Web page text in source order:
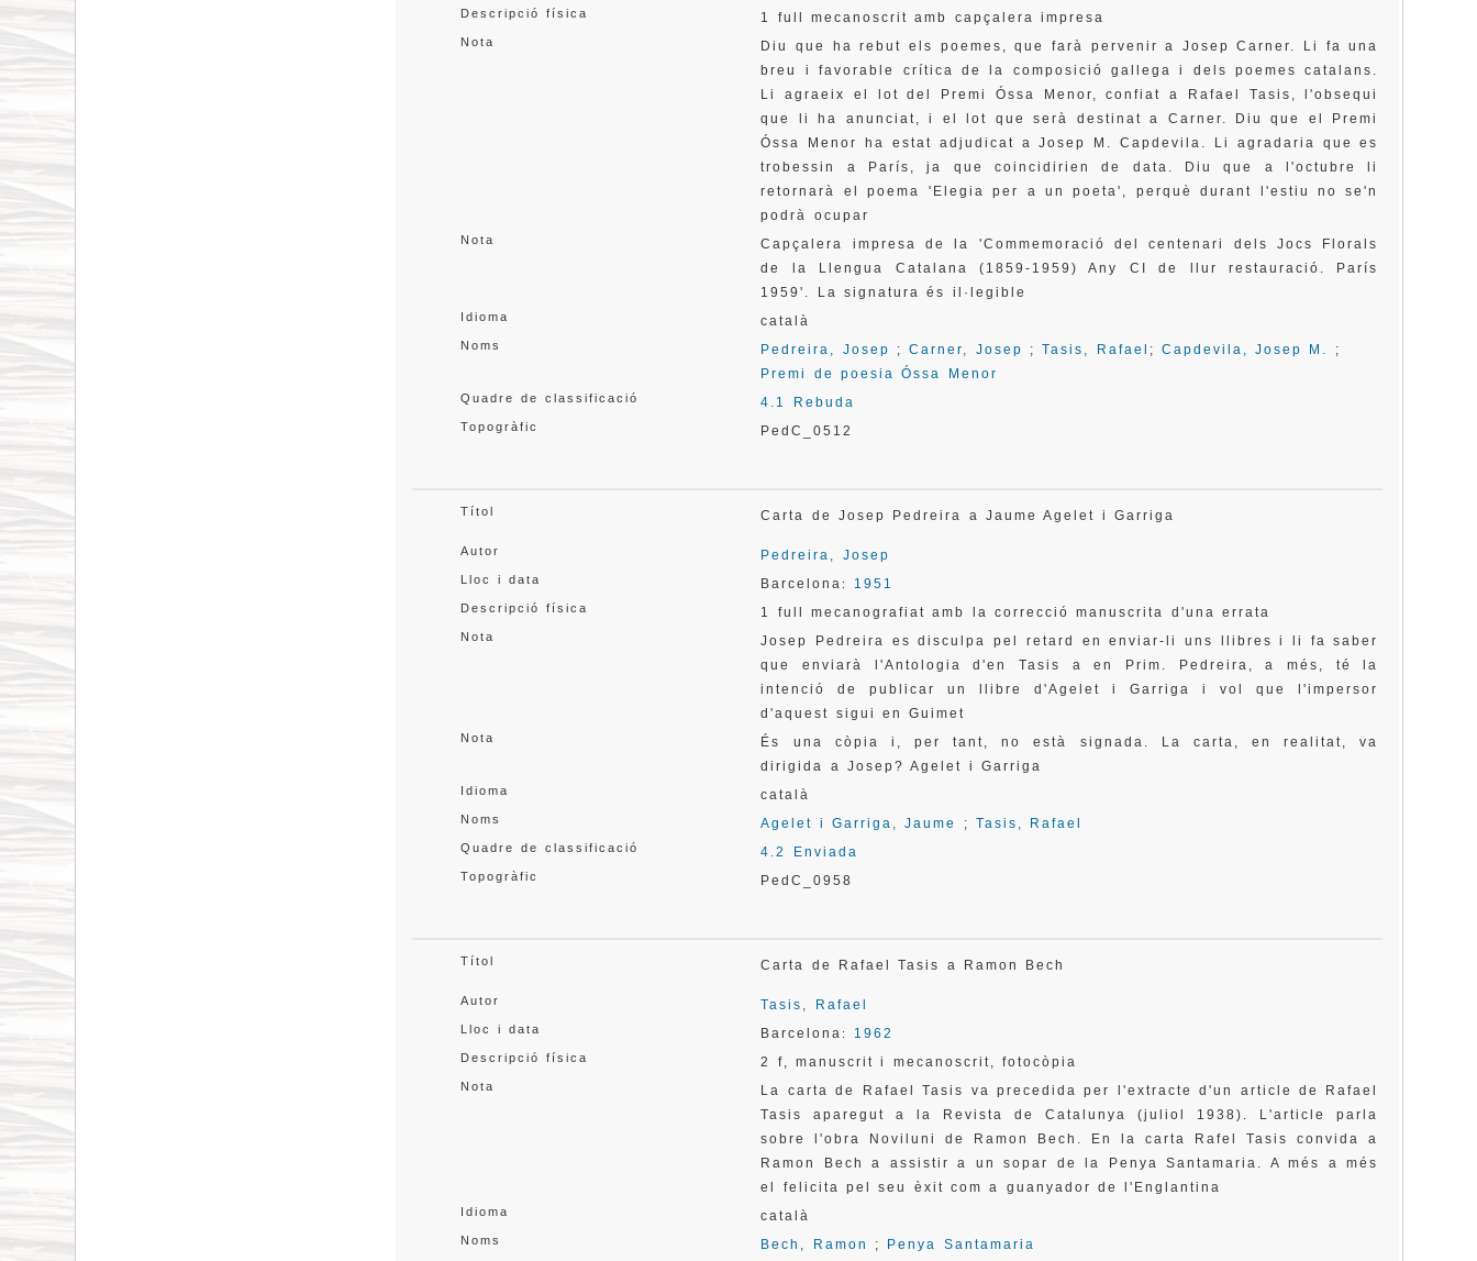
Descripció física 1 full mecanoscrit amb capçalera impresa
Nota
Diu que ha rebut els poemes, que farà pervenir a Josep Carner. Li fa una
breu i favorable crítica de la composició gallega i dels poemes catalans.
Li agraeix el lot del Premi Óssa Menor, confiat a Rafael Tasis, l'obsequi
que li ha anunciat, i el lot que serà destinat a Carner. Diu que el Premi
Óssa Menor ha estat adjudicat a Josep M. Capdevila. Li agradaria que es
trobessin a París, ja que coincidirien de data. Diu que a l'octubre li
retornarà el poema 'Elegia per a un poeta', perquè durant l'estiu no se'n
podrà ocupar
Nota
Capçalera impresa de la 'Commemoració del centenari dels Jocs Florals
de la Llengua Catalana (1859-1959) Any CI de llur restauració. París
1959'. La signatura és il·legible
Idioma català
Noms Pedreira, Josep ;Carner, Josep ;Tasis, Rafael ; Capdevila, Josep M.
;
Premi de poesia Óssa Menor
Quadre de classificació 4.1 Rebuda
Topogràfic PedC_0512
Títol Carta de Josep Pedreira a Jaume Agelet i Garriga
Autor Pedreira, Josep
Lloc i data Barcelona : 1951
Descripció física 1 full mecanografiat amb la correcció manuscrita d'una errata
Nota
Josep Pedreira es disculpa pel retard en enviar-li uns llibres i li fa saber
que enviarà l'Antologia d'en Tasis a en Prim. Pedreira, a més, té la
intenció de publicar un llibre d'Agelet i Garriga i vol que l'impersor
d'aquest sigui en Guimet
Nota
És una còpia i, per tant, no està signada. La carta, en realitat, va
dirigida a Josep? Agelet i Garriga
Idioma català
Noms Agelet i Garriga, Jaume ; Tasis, Rafael
Quadre de classificació 4.2 Enviada
Topogràfic PedC_0958
Títol Carta de Rafael Tasis a Ramon Bech
Autor Tasis, Rafael
Lloc i data Barcelona : 1962
Descripció física 2 f, manuscrit i mecanoscrit, fotocòpia
Nota
La carta de Rafael Tasis va precedida per l'extracte d'un article de Rafael
Tasis aparegut a la Revista de Catalunya (juliol 1938). L'article parla
sobre l'obra Noviluni de Ramon Bech. En la carta Rafel Tasis convida a
Ramon Bech a assistir a un sopar de la Penya Santamaria. A més a més
el felicita pel seu èxit com a guanyador de l'Englantina
Idioma català
Noms Bech, Ramon ; Penya Santamaria